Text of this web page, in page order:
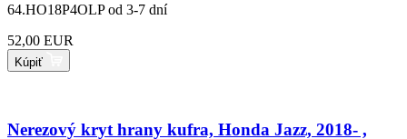
64.HO18P4OLP od 3-7 dní
52,00 EUR
Kúpiť
Nerezový kryt hrany kufra, Honda Jazz, 2018- ,